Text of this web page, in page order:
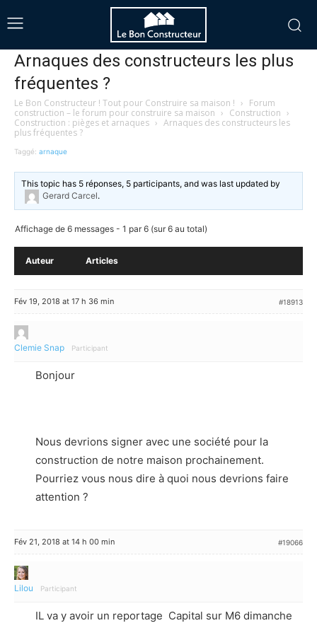
Arnaques des constructeurs les plus
fréquentes ?
Le Bon Constructeur ! Tout pour Construire sa maison ! › Forum
construction – le forum pour construire sa maison › Construction ›
Construction : pièges et arnaques › Arnaques des constructeurs les
plus fréquentes ?
Taggé: arnaque
This topic has 5 réponses, 5 participants, and was last updated by
Gerard Carcel.
Affichage de 6 messages - 1 par 6 (sur 6 au total)
Auteur Articles
Fév 19, 2018 at 17 h 36 min #18913
Clemie Snap Participant
Bonjour
Nous devrions signer avec une société pour la
construction de notre maison prochainement.
Pourriez vous nous dire à quoi nous devrions faire
attention ?
Fév 21, 2018 at 14 h 00 min #19066
Lilou Participant
IL va y avoir un reportage Capital sur M6 dimanche